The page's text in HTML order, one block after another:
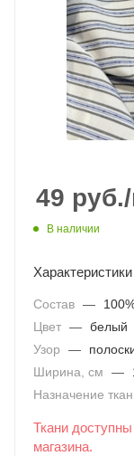
49 руб.
В наличии
Характеристики
Состав —
Цвет — белый
Узор
—
Ширина, см
—
Назначение
Ткани доступны
магазина.